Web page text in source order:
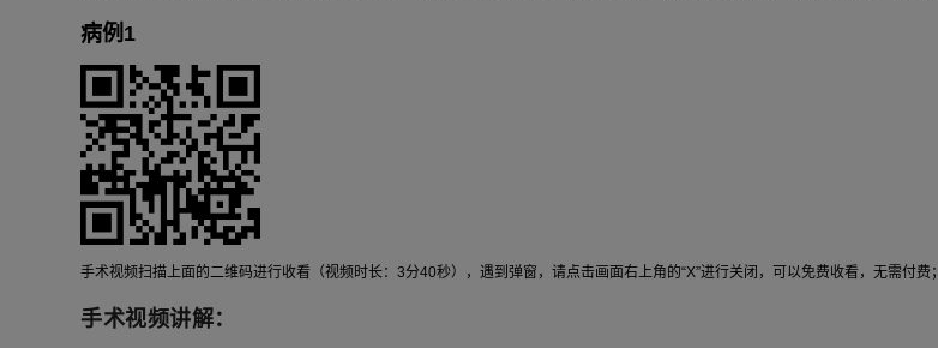
病例1
手术视频扫描上面的二维码进行收看（视频时长：3分40秒），遇到弹窗，请点击画面右上角的“X”进行关闭，可以免费收看，无需付
手术视频讲解：